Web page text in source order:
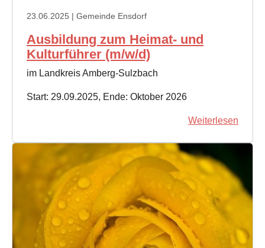
23.06.2025 | Gemeinde Ensdorf
Ausbildung zum Heimat- und
Kulturführer (m/w/d)
im Landkreis Amberg-Sulzbach
Start: 29.09.2025, Ende: Oktober 2026
Weiterlesen